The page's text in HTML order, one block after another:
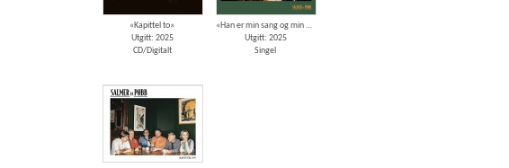
«Kapittel to»
Utgitt: 2025
CD/Digitalt
«Han er min sang og min glede»
Utgitt: 2025
Singel